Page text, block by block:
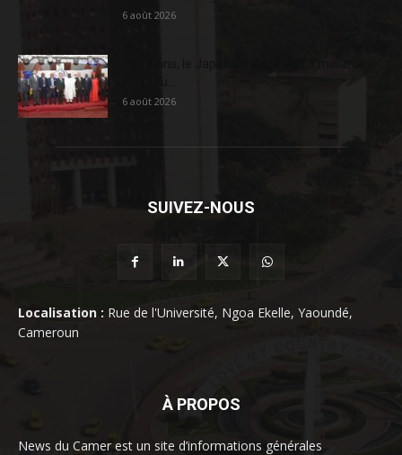
6 août 2026
6 août 2026
SUIVEZ-NOUS
Localisation : Rue de l'Université, Ngoa Ekelle, Yaoundé,
Cameroun
À PROPOS
News du Camer est un site d’informations générales